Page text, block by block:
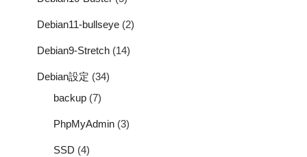
Debian11-bullseye (2)
Debian9-Stretch (14)
Debian設定 (34)
backup (7)
PhpMyAdmin (3)
SSD (4)